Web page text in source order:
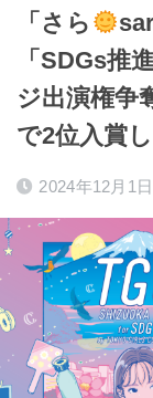
「さら
「SDGs推
ジ出演権争
で2位入賞
2024年12月1日